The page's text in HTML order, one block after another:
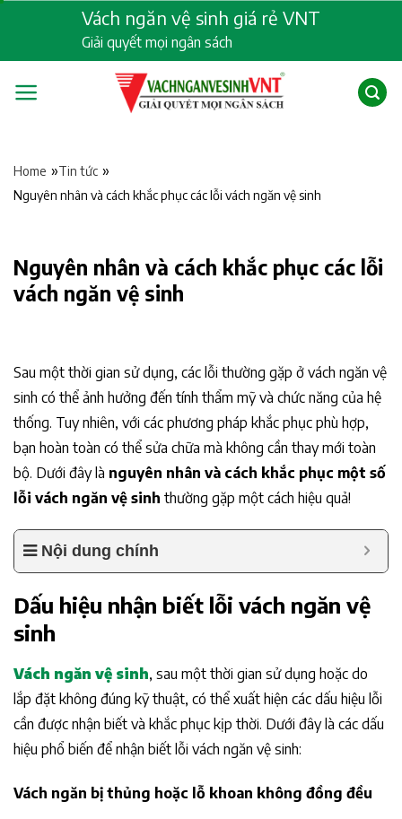
content
Vách ngăn vệ sinh giá rẻ VNT
Giải quyết mọi ngân sách
Home »Tin tức »
Nguyên nhân và cách khắc phục các lỗi vách ngăn vệ sinh
Nguyên nhân và cách khắc phục các lỗi
vách ngăn vệ sinh
Sau một thời gian sử dụng, các lỗi thường gặp ở vách ngăn vệ
sinh có thể ảnh hưởng đến tính thẩm mỹ và chức năng của hệ
thống. Tuy nhiên, với các phương pháp khắc phục phù hợp,
bạn hoàn toàn có thể sửa chữa mà không cần thay mới toàn
bộ. Dưới đây là nguyên nhân và cách khắc phục một số
lỗi vách ngăn vệ sinh thường gặp một cách hiệu quả!
Nội dung chính
Dấu hiệu nhận biết lỗi vách ngăn vệ
sinh
Vách ngăn vệ sinh, sau một thời gian sử dụng hoặc do
lắp đặt không đúng kỹ thuật, có thể xuất hiện các dấu hiệu lỗi
cần được nhận biết và khắc phục kịp thời. Dưới đây là các dấu
hiệu phổ biến để nhận biết lỗi vách ngăn vệ sinh:
Vách ngăn bị thủng hoặc lỗ khoan không đồng đều